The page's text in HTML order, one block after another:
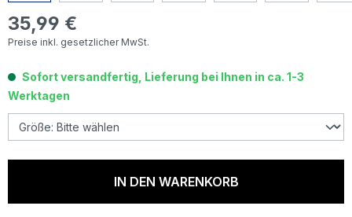
Regulärer Preis:
35,99 €
Preise inkl. gesetzlicher MwSt.
Sofort versandfertig, Lieferung bei Ihnen in ca. 1-3
Werktagen
IN DEN WARENKORB